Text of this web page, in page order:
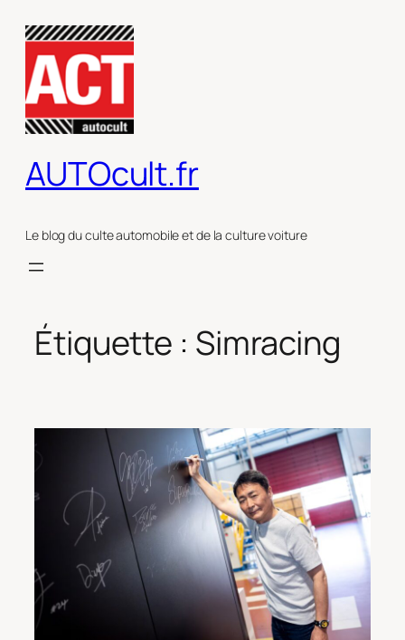
contenu
AUTOcult.fr
Le blog du culte automobile et de la culture voiture
Étiquette : Simracing